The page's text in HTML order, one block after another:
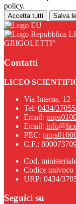
policy.
Accetta tutti Salva
GRIGOLETTI”
Contatti
LICEO
Via Interna, 12
Tel: 0434/
Email:
Email:
PEC:
C.F.:
Cod.
Codice univoco
URP: 0434/
Seguici su